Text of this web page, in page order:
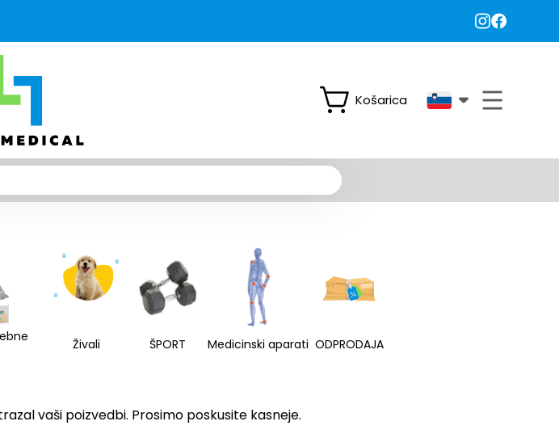
Košarica
Živali ŠPORT Medicinski aparati ODPRODAJA
vaši poizvedbi. Prosimo poskusite kasneje.